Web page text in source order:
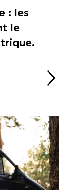
: les
le